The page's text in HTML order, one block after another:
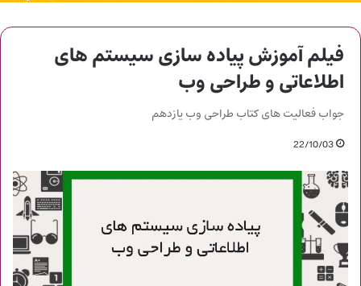
فیلم آموزش پیاده سازی سیستم های
اطلاعاتی و طراحی وب
جواب فعالیت های کتاب طراحی وب یازدهم
22/10/03